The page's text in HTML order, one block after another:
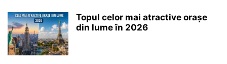
Topul celor mai atractive orașe
din lume în 2026